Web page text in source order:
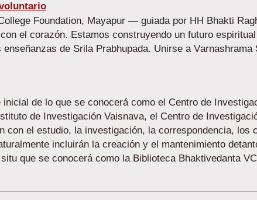
Foundation, Mayapur — guiada por HH Bhakti
el corazón. Estamos construyendo un futuro
de Srila Prabhupada. Unirse a Varnashrama
de lo que se conocerá como el Centro de
de Investigación Vaisnava, el Centro de
con el estudio, la investigación, la correspondencia, los
incluirán la creación y el mantenimiento
que se conocerá como la Biblioteca Bhaktivedanta